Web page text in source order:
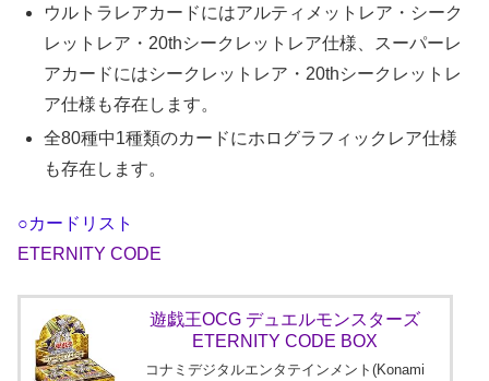
ウルトラレアカードにはアルティメットレア・シーク
レットレア・20thシークレットレア仕様、スーパーレ
アカードにはシークレットレア・20thシークレットレ
ア仕様も存在します。
全80種中1種類のカードにホログラフィックレア仕様
も存在します。
○カードリスト
ETERNITY CODE
遊戯王OCG デュエルモンスターズ
ETERNITY CODE BOX
コナミデジタルエンタテインメント(Konami